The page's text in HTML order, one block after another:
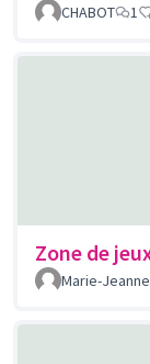
CHABOT
1
Zone de
Marie-